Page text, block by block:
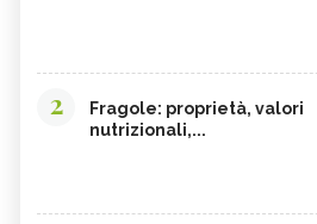
2
Fragole: proprietà, valori
nutrizionali,...